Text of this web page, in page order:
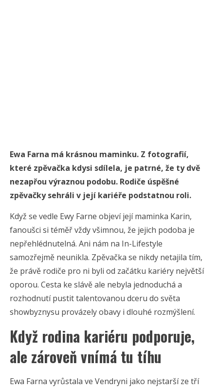
Ewa Farna má krásnou maminku. Z fotografií,
které zpěvačka kdysi sdílela, je patrné, že ty dvě
nezapřou výraznou podobu. Rodiče úspěšné
zpěvačky sehráli v její kariéře podstatnou roli.
Když se vedle Ewy Farne objeví její maminka Karin,
fanoušci si téměř vždy všimnou, že jejich podoba je
nepřehlédnutelná. Ani nám na In-Lifestyle
samozřejmě neunikla. Zpěvačka se nikdy netajila tím,
že právě rodiče pro ni byli od začátku kariéry největší
oporou. Cesta ke slávě ale nebyla jednoduchá a
rozhodnutí pustit talentovanou dceru do světa
showbyznysu provázely obavy i dlouhé rozmýšlení.
Když rodina kariéru podporuje,
ale zároveň vnímá tu tíhu
Ewa Farna vyrůstala ve Vendryni jako nejstarší ze tří